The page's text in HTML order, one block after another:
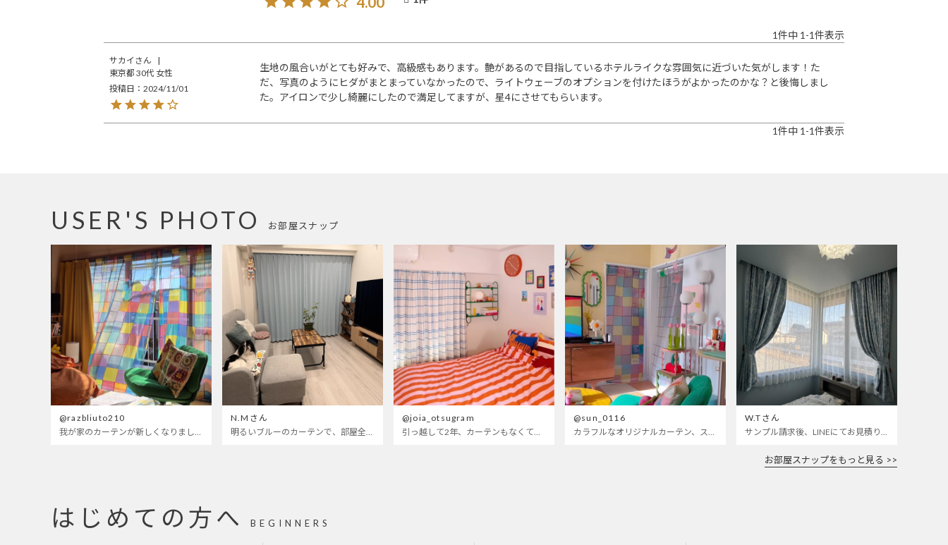
1件中 1 -1件表示
サカイ
東京都 30代 女性
投稿日
2024/11/01
生地の風合いがとても好みで、高級感もあります。艶があるので目指しているホテルライクな雰囲気に近づいた気がします！た
だ、写真のようにヒダがまとまっていなかったので、ライトウェーブのオプションを付けたほうがよかったのかな？と後悔しまし
た。アイロンで少し綺麗にしたので満足してますが、星4にさせてもらいます。
1件中 1 -1件表示
お部屋スナップ
USER'S PHOTO
@razbliuto210
我が家のカーテンが新しくなりました🌼早起きが超絶苦手な私が、思わず朝カーテンを開けて光合成するようになったステンドグラスカーテン…！
N.Mさん
明るいブルーのカーテンで、部屋全体が明るく。白を基調とした部屋にぴったりです。
@joia_otsugram
引っ越して2年、カーテンもなくて放置されてた部屋wせめてもの可愛くしたくてつけたベットカバーもサイズが合ってないので思いっきり全部変えてみたら、遂に生まれ変わった〜
@sun_0116
カラフルなオリジナルカーテン、ステンドグラスレースをお迎えしました🌈 いつも開けっぱなしの寝室とお仕事部屋の仕切りカーテンにしました 🫣❣️
W.Tさん
サンプル請求後、LINEにてお見積り依頼をしました。 部屋によく合います。 ありがとうございました。
お部屋スナップをもっと見る >>
はじめての方へ BEGINNERS